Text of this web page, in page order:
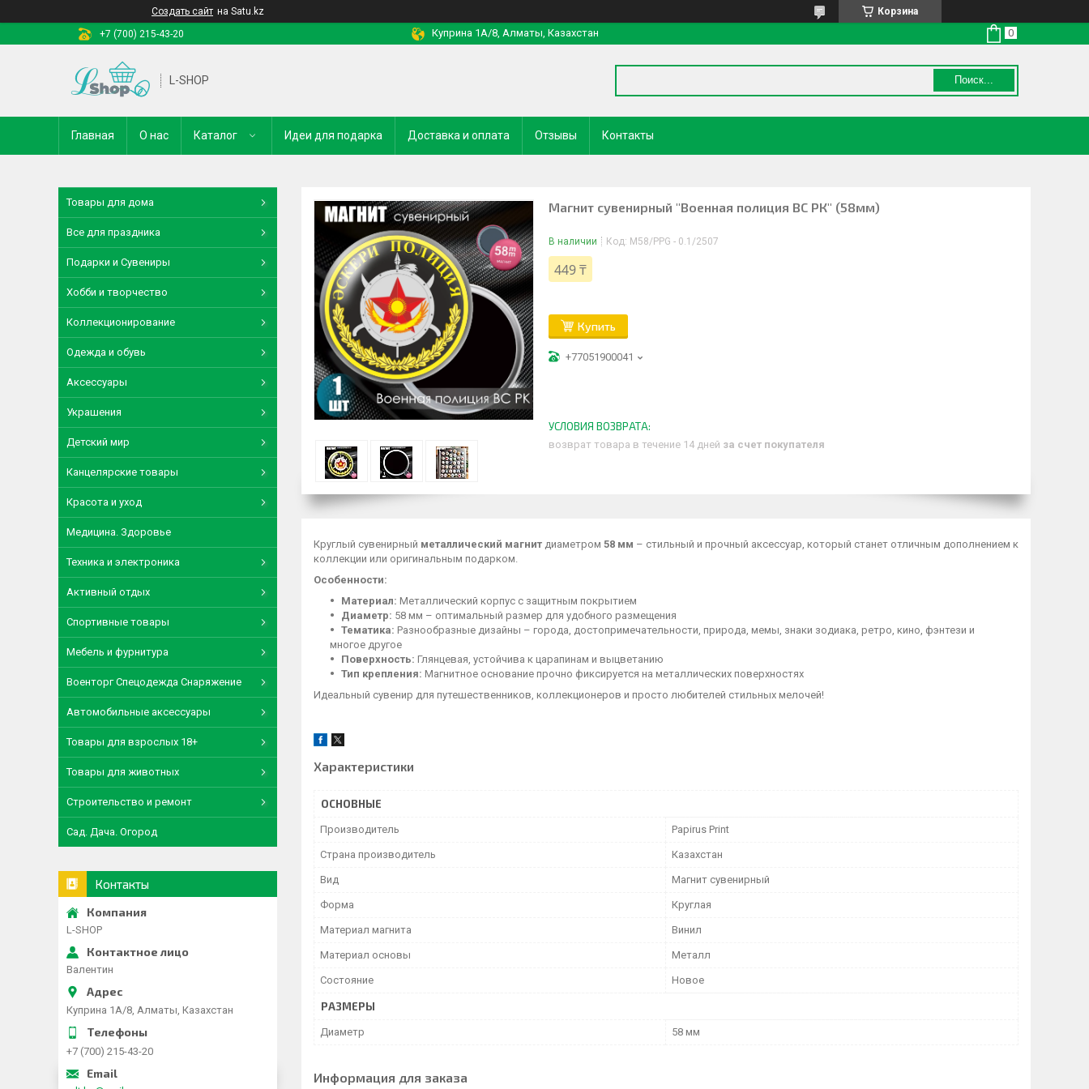
Создать сайт на Satu.kz
Корзина
+7 (700) 215-43-20
Куприна 1A/8, Алматы, Казахстан
L-SHOP Поиск...
Главная О нас Каталог Идеи для подарка Доставка и оплата Отзывы Контакты
Магнит сувенирный "Военная полиция ВС РК" (58мм)
В наличии Код: M58/PPG - 0.1/2507
449 ₸
Купить
+77051900041
возврат товара в течение 14 дней за счет покупателя
Круглый сувенирный металлический магнит диаметром 58 мм – стильный и прочный аксессуар, который станет отличным дополнением к
коллекции или оригинальным подарком.
Особенности:
Материал: Металлический корпус с защитным покрытием
Диаметр: 58 мм – оптимальный размер для удобного размещения
Тематика: Разнообразные дизайны – города, достопримечательности, природа, мемы, знаки зодиака, ретро, кино, фэнтези и
многое другое
Поверхность: Глянцевая, устойчива к царапинам и выцветанию
Тип крепления: Магнитное основание прочно фиксируется на металлических поверхностях
Идеальный сувенир для путешественников, коллекционеров и просто любителей стильных мелочей!
Характеристики
ОСНОВНЫЕ
Производитель Papirus Print
Страна производитель Казахстан
Вид Магнит сувенирный
Форма Круглая
Материал магнита Винил
Материал основы Металл
Состояние Новое
РАЗМЕРЫ
Диаметр 58 мм
Информация для заказа
Товары для дома
Все для праздника
Подарки и Сувениры
Хобби и творчество
Коллекционирование
Одежда и обувь
Аксессуары
Украшения
Детский мир
Канцелярские товары
Красота и уход
Медицина. Здоровье
Техника и электроника
Активный отдых
Спортивные товары
Мебель и фурнитура
Военторг Спецодежда Снаряжение
Автомобильные аксессуары
Товары для взрослых 18+
Товары для животных
Строительство и ремонт
Сад. Дача. Огород
Контакты
L-SHOP
Валентин
Куприна 1A/8, Алматы, Казахстан
+7 (700) 215-43-20